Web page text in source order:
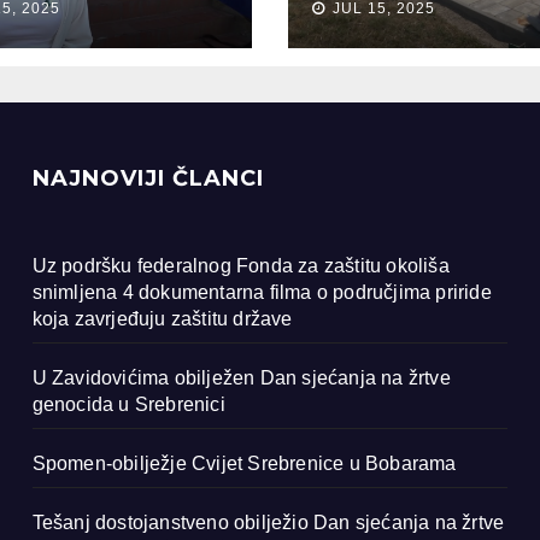
u
2025 JUL 15, 2025
NAJNOVIJI ČLANCI
Uz podršku federalnog Fonda za zaštitu okoliša
snimljena 4 dokumentarna filma o područjima priride
koja zavrjeđuju zaštitu države
U Zavidovićima obilježen Dan sjećanja na žrtve
genocida u Srebrenici
Spomen-obilježje Cvijet Srebrenice u Bobarama
Tešanj dostojanstveno obilježio Dan sjećanja na žrtve